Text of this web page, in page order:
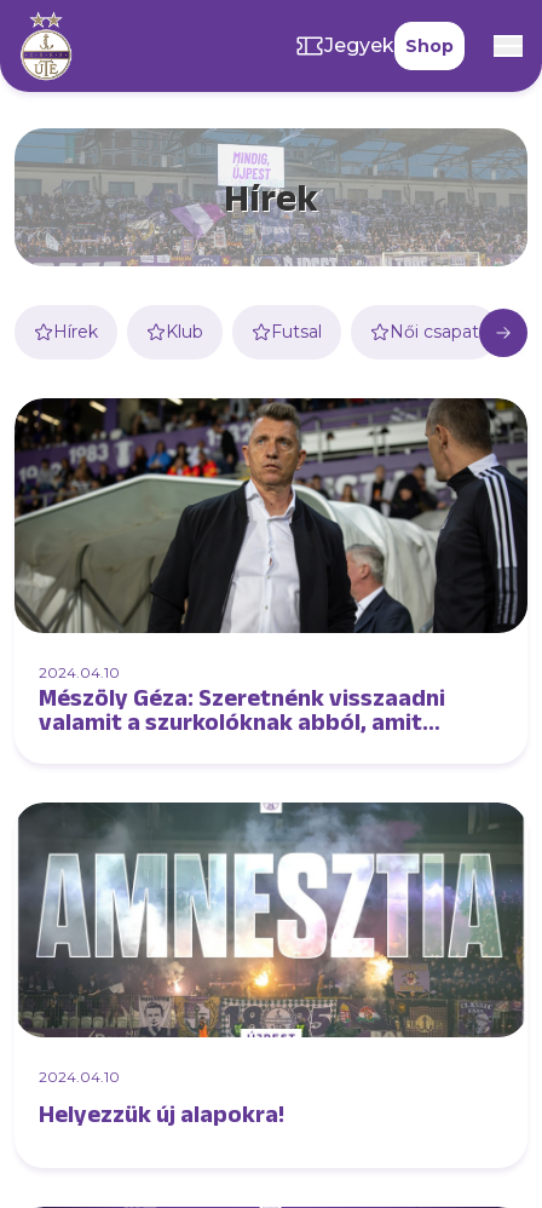
Jegyek Shop
Hírek
Hírek Klub Futsal Női csapat
2024.04.10
Mészöly Géza: Szeretnénk visszaadni
valamit a szurkolóknak abból, amit
2024.04.10
Helyezzük új alapokra!